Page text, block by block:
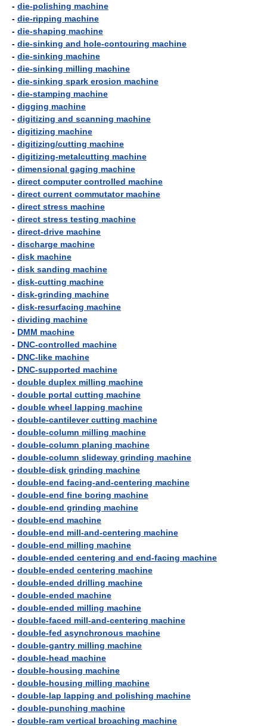
- die-polishing machine
- die-ripping machine
- die-shaping machine
- die-sinking and hole-contouring machine
- die-sinking machine
- die-sinking milling machine
- die-sinking spark erosion machine
- die-stamping machine
- digging machine
- digitizing and scanning machine
- digitizing machine
- digitizing/cutting machine
- digitizing-metalcutting machine
- dimensional gaging machine
- direct computer controlled machine
- direct current commutator machine
- direct stress machine
- direct stress testing machine
- direct-drive machine
- discharge machine
- disk machine
- disk sanding machine
- disk-cutting machine
- disk-grinding machine
- disk-resurfacing machine
- dividing machine
- DMM machine
- DNC-controlled machine
- DNC-like machine
- DNC-supported machine
- double duplex milling machine
- double portal cutting machine
- double wheel lapping machine
- double-cantilever cutting machine
- double-column milling machine
- double-column planing machine
- double-column slideway grinding machine
- double-disk grinding machine
- double-end facing-and-centering machine
- double-end fine boring machine
- double-end grinding machine
- double-end machine
- double-end mill-and-centering machine
- double-end milling machine
- double-ended centering and end-facing machine
- double-ended centering machine
- double-ended drilling machine
- double-ended machine
- double-ended milling machine
- double-faced mill-and-centering machine
- double-fed asynchronous machine
- double-gantry milling machine
- double-head machine
- double-housing machine
- double-housing milling machine
- double-lap lapping and polishing machine
- double-punching machine
- double-ram vertical broaching machine